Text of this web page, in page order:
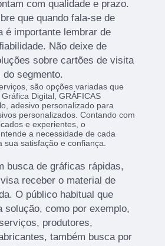
com qualidade e prazo.
que quando fala-se de
é importante lembrar de
Não deixe de
sobre cartões de visita
segmento.
são opções variadas que
Digital, GRÁFICAS
adesivo personalizado para
personalizados. Contando com
e experientes, o
a necessidade de cada
sua satisfação e confiança.
busca de gráficas rápidas,
receber o material de
O público habitual que
solução, como por exemplo,
produtores,
também busca por